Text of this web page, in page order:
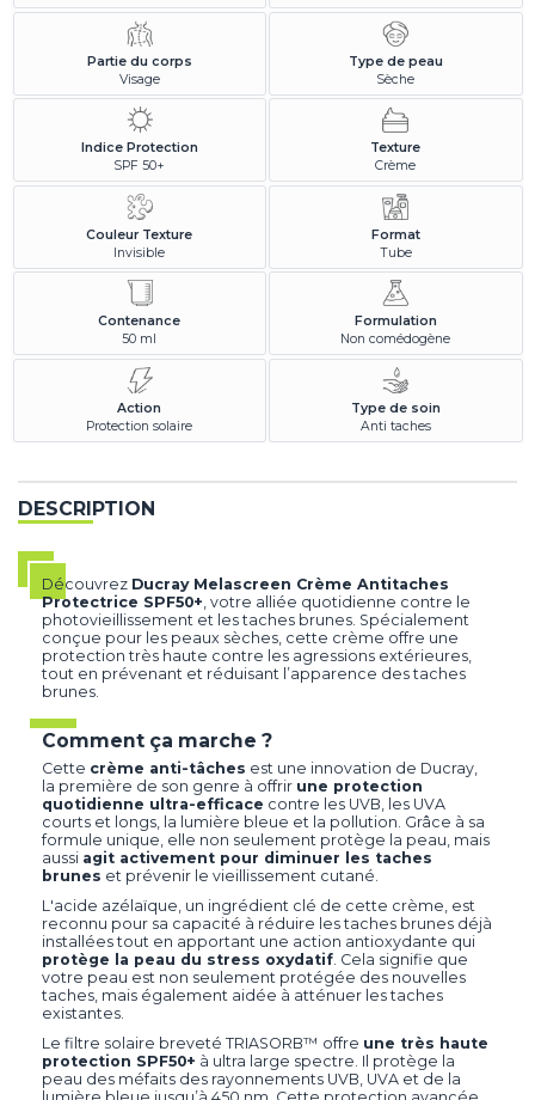
Partie du corps
Visage
Type de peau
Sèche
Indice Protection
SPF 50+
Texture
Crème
Couleur Texture
Invisible
Format
Tube
Contenance
50 ml
Formulation
Non comédogène
Action
Protection solaire
Type de soin
Anti taches
DESCRIPTION
Découvrez Ducray Melascreen Crème Antitaches
Protectrice SPF50+, votre alliée quotidienne contre le
photovieillissement et les taches brunes. Spécialement
conçue pour les peaux sèches, cette crème offre une
protection très haute contre les agressions extérieures,
tout en prévenant et réduisant l’apparence des taches
brunes.
Comment ça marche ?
Cette crème anti-tâches est une innovation de Ducray,
la première de son genre à offrir une protection
quotidienne ultra-efficace contre les UVB, les UVA
courts et longs, la lumière bleue et la pollution. Grâce à sa
formule unique, elle non seulement protège la peau, mais
aussi agit activement pour diminuer les taches
brunes et prévenir le vieillissement cutané.
L'acide azélaïque, un ingrédient clé de cette crème, est
reconnu pour sa capacité à réduire les taches brunes déjà
installées tout en apportant une action antioxydante qui
protège la peau du stress oxydatif. Cela signifie que
votre peau est non seulement protégée des nouvelles
taches, mais également aidée à atténuer les taches
existantes.
Le filtre solaire breveté TRIASORB™ offre une très haute
protection SPF50+ à ultra large spectre. Il protège la
peau des méfaits des rayonnements UVB, UVA et de la